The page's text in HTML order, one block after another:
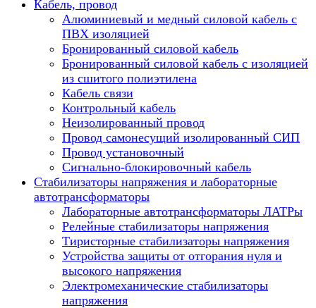
Кабель, провод
Алюминиевый и медный силовой кабель с
ПВХ изоляцией
Бронированный силовой кабель
Бронированный силовой кабель с изоляцией
из сшитого полиэтилена
Кабель связи
Контрольный кабель
Неизолированный провод
Провод самонесущий изолированный СИП
Провод установочный
Сигнально-блокировочный кабель
Стабилизаторы напряжения и лабораторные
автотрансформаторы
Лабораторные автотрансформаторы ЛАТРы
Релейные стабилизаторы напряжения
Тиристорные стабилизаторы напряжения
Устройства защиты от отгорания нуля и
высокого напряжения
Электромеханические стабилизаторы
напряжения